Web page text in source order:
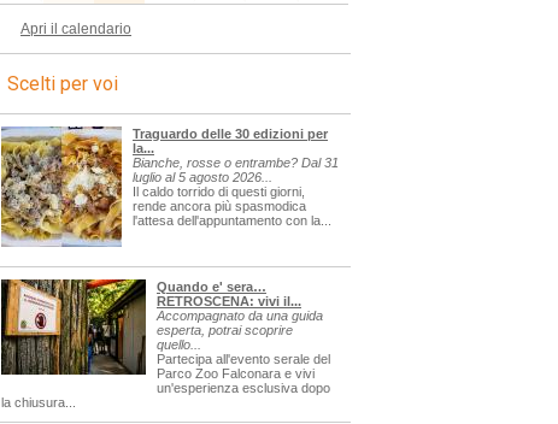
Apri il calendario
Scelti per voi
Traguardo delle 30 edizioni per
la...
Bianche, rosse o entrambe? Dal 31
luglio al 5 agosto 2026...
Il caldo torrido di questi giorni,
rende ancora più spasmodica
l'attesa dell'appuntamento con la...
Quando e' sera…
RETROSCENA: vivi il...
Accompagnato da una guida
esperta, potrai scoprire
quello...
Partecipa all'evento serale del
Parco Zoo Falconara e vivi
un'esperienza esclusiva dopo
la chiusura...